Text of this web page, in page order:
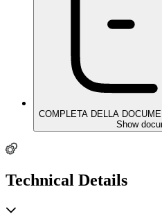
COMPLETA DELLA
Show
Technical Details